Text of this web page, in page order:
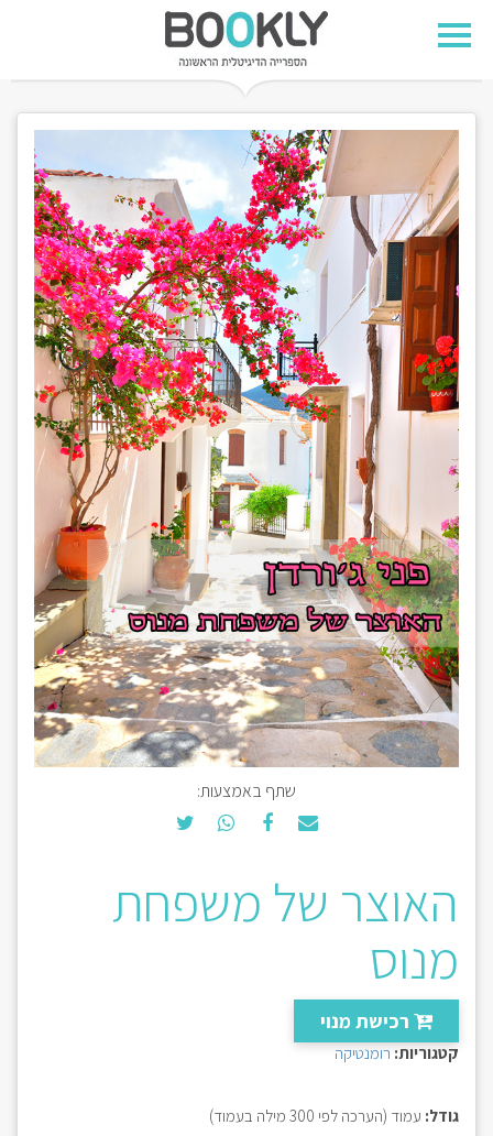
שתף באמצעות:
האוצר של משפחת
מנוס
רכישת מנוי
קטגוריות: רומנטיקה
גודל: עמוד (הערכה לפי 300 מילה בעמוד)